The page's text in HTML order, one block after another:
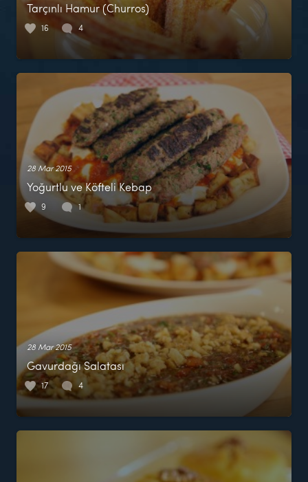
Tarçınlı Hamur (Churros)
16 4
28 Mar 2015
Yoğurtlu ve Köfteli Kebap
9 1
28 Mar 2015
Gavurdağı Salatası
17 4